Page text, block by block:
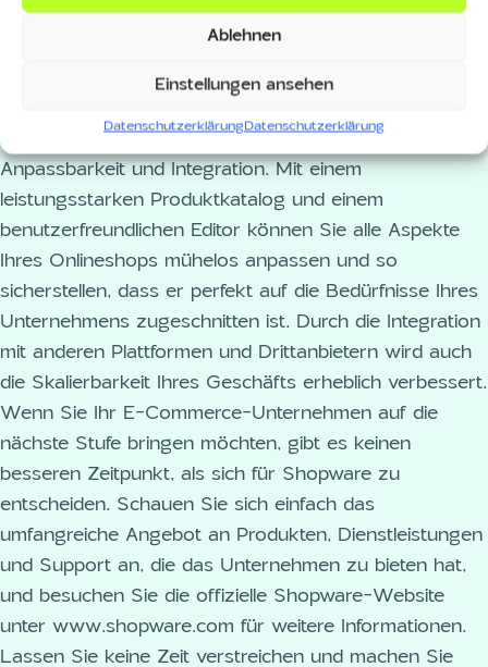
Ablehnen
Einstellungen ansehen
DatenschutzerklärungDatenschutzerklärung
können. Die Shopware Editionen umfassen eine breite
Palette von Produkten, inklusive der Community und
Professional Edition, die speziell auf die Bedürfnisse
hinaus ist Shopware bekannt für seine hervorragende
Anpassbarkeit und Integration. Mit einem
leistungsstarken Produktkatalog und einem
benutzerfreundlichen Editor können Sie alle Aspekte
Ihres Onlineshops mühelos anpassen und so
sicherstellen, dass er perfekt auf die Bedürfnisse Ihres
Unternehmens zugeschnitten ist. Durch die Integration
mit anderen Plattformen und Drittanbietern wird auch
die Skalierbarkeit Ihres Geschäfts erheblich verbessert.
Wenn Sie Ihr E-Commerce-Unternehmen auf die
nächste Stufe bringen möchten, gibt es keinen
besseren Zeitpunkt, als sich für Shopware zu
entscheiden. Schauen Sie sich einfach das
umfangreiche Angebot an Produkten, Dienstleistungen
und Support an, die das Unternehmen zu bieten hat,
und besuchen Sie die offizielle Shopware-Website
unter www.shopware.com für weitere Informationen.
Lassen Sie keine Zeit verstreichen und machen Sie